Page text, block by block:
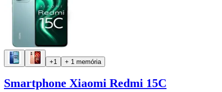
+1 + 1 memória
Smartphone Xiaomi Redmi 15C